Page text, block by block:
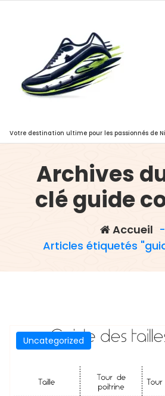
Votre destination ultime pour les passionnés de
Archives
clé guide
Accueil -
Articles étiquetés
Uncategorized